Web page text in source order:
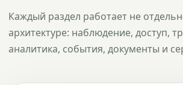
Каждый раздел работает не
архитектуре: наблюдение, доступ,
аналитика, события, документы и